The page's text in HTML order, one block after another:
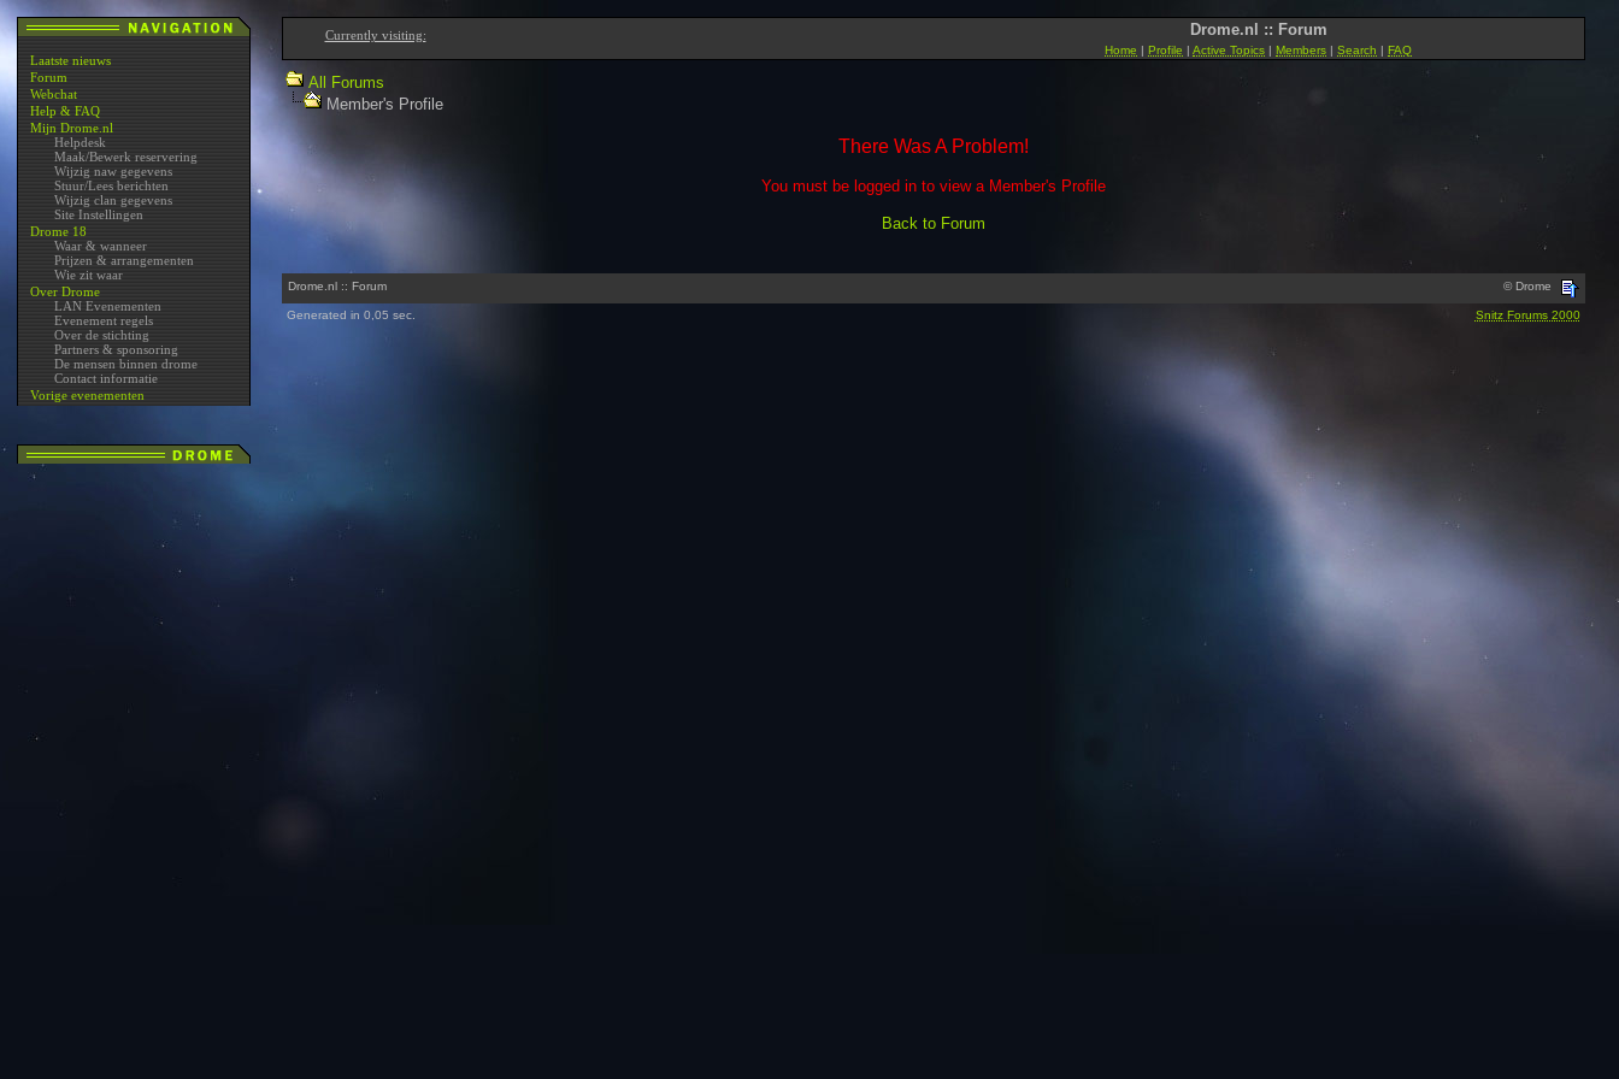
Laatste nieuws
Forum
Webchat
Help & FAQ
Mijn Drome.nl
Helpdesk
Maak/Bewerk reservering
Wijzig naw gegevens
Stuur/Lees berichten
Wijzig clan gegevens
Site Instellingen
Drome 18
Waar & wanneer
Prijzen & arrangementen
Wie zit waar
Over Drome
LAN Evenementen
Evenement regels
Over de stichting
Partners & sponsoring
De mensen binnen drome
Contact informatie
Vorige evenementen
Currently visiting: Drome.nl :: Forum
Home | Profile | Active Topics | Members | Search | FAQ
All Forums
Member's Profile
There Was A Problem!
You must be logged in to view a Member's Profile
Back to Forum
Drome.nl :: Forum © Drome
Generated in 0,05 sec. Snitz Forums 2000